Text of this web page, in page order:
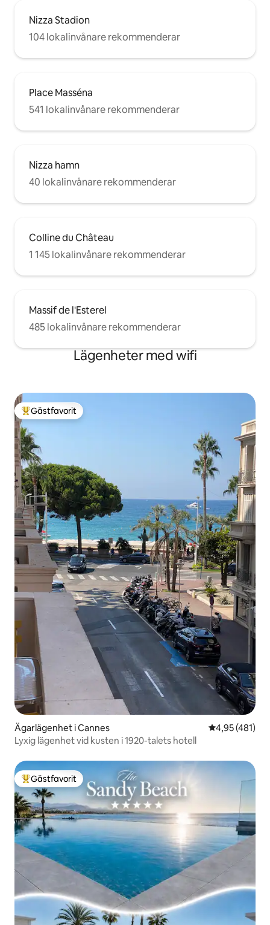
Nizza Stadion
104 lokalinvånare rekommenderar
Place Masséna
541 lokalinvånare rekommenderar
Nizza hamn
40 lokalinvånare rekommenderar
Colline du Château
1 145 lokalinvånare rekommenderar
Massif de l'Esterel
485 lokalinvånare rekommenderar
Lägenheter med wifi
Populär gästfavorit
Gästfavorit
Ägarlägenhet i Cannes 4,95 av 5 i
4,95 (481)
Lyxig lägenhet vid kusten i 1920-talets hotell
Populär gästfavorit
Gästfavorit